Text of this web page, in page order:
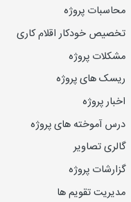
محاسبات پروژه
تخصیص خودکار اقلام کاری
مشکلات پروژه
ریسک های پروژه
اخبار پروژه
درس آموخته های پروژه
گالری تصاویر
گزارشات پروژه
مدیریت تقویم ها